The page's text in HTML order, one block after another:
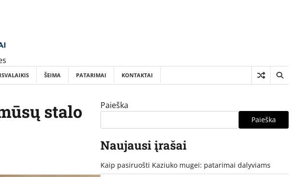
ŠEIMA PATARIMAI KONTAKTAI
stalo
Paieška
Paieška
Naujausi įrašai
Kaip pasiruošti Kaziuko mugei: patarimai dalyviams